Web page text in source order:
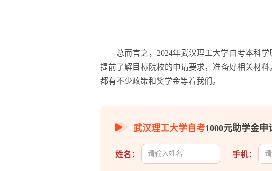
总而言之，2024年武汉理工大学自考本科学
提前了解目标院校的申请要求，准备好相关材
都有不少政策和奖学金等着我们。
武汉理工大学自考1000元助学金申
姓名： 手机：